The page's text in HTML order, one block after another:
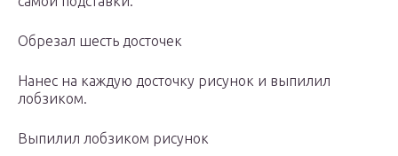
Обрезал шесть досточек
Нанес на каждую досточку рисунок и выпилил
лобзиком.
Выпилил лобзиком рисунок